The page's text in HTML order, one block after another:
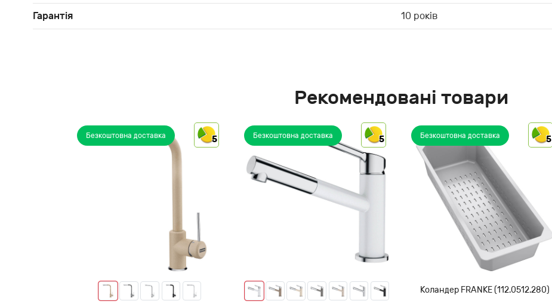
Гарантія 10 років
Рекомендовані товари
5
Безкоштовна доставка 5
Безкоштовна доставка 5
Безкоштовна доставка
Коландер FRANKE (112.0512.280)